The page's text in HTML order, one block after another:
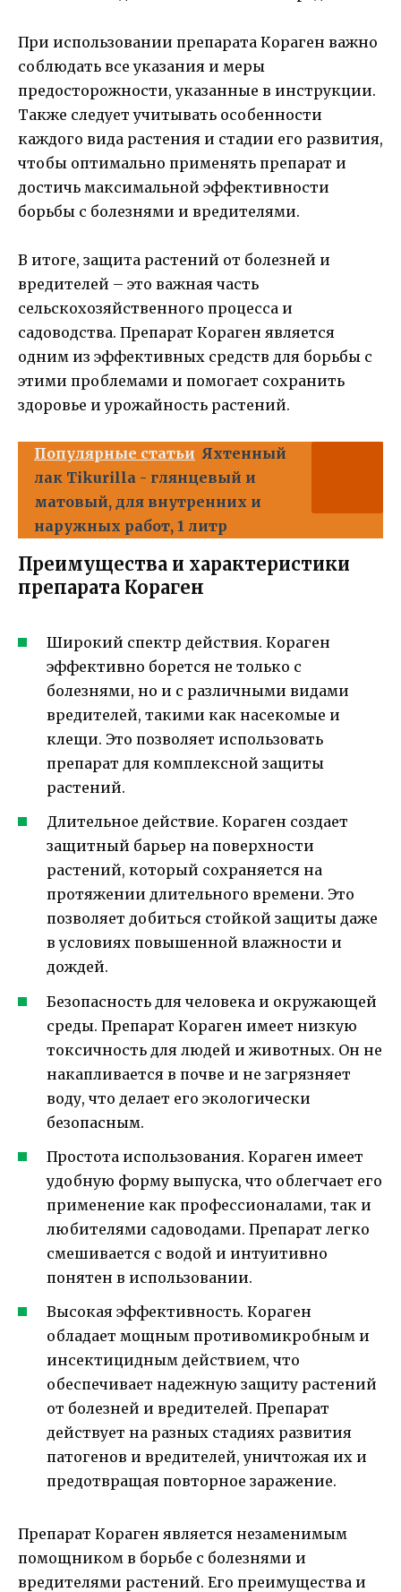
При использовании препарата Кораген важно
соблюдать все указания и меры
предосторожности, указанные в инструкции.
Также следует учитывать особенности
каждого вида растения и стадии его развития,
чтобы оптимально применять препарат и
достичь максимальной эффективности
борьбы с болезнями и вредителями.
В итоге, защита растений от болезней и
вредителей – это важная часть
сельскохозяйственного процесса и
садоводства. Препарат Кораген является
одним из эффективных средств для борьбы с
этими проблемами и помогает сохранить
здоровье и урожайность растений.
Популярные статьи Яхтенный
лак Tikurilla - глянцевый и
матовый, для внутренних и
наружных работ, 1 литр
Преимущества и характеристики
препарата Кораген
Широкий спектр действия. Кораген
эффективно борется не только с
болезнями, но и с различными видами
вредителей, такими как насекомые и
клещи. Это позволяет использовать
препарат для комплексной защиты
растений.
Длительное действие. Кораген создает
защитный барьер на поверхности
растений, который сохраняется на
протяжении длительного времени. Это
позволяет добиться стойкой защиты даже
в условиях повышенной влажности и
дождей.
Безопасность для человека и окружающей
среды. Препарат Кораген имеет низкую
токсичность для людей и животных. Он не
накапливается в почве и не загрязняет
воду, что делает его экологически
безопасным.
Простота использования. Кораген имеет
удобную форму выпуска, что облегчает его
применение как профессионалами, так и
любителями садоводами. Препарат легко
смешивается с водой и интуитивно
понятен в использовании.
Высокая эффективность. Кораген
обладает мощным противомикробным и
инсектицидным действием, что
обеспечивает надежную защиту растений
от болезней и вредителей. Препарат
действует на разных стадиях развития
патогенов и вредителей, уничтожая их и
предотвращая повторное заражение.
Препарат Кораген является незаменимым
помощником в борьбе с болезнями и
вредителями растений. Его преимущества и